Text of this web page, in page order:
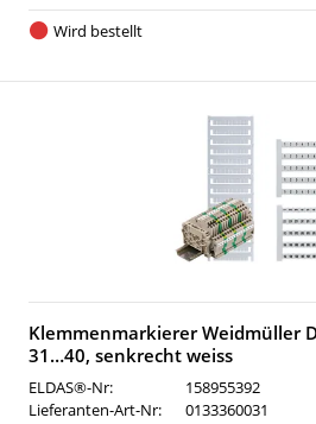
Wird bestellt
Klemmenmarkierer Weidmüller
31…40, senkrecht weiss
ELDAS®-Nr:
158955392
Lieferanten-Art-Nr:
0133360031